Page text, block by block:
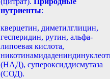
нутриенты:
кверцетин, диметилглицин,
гесперидин, рутин, альфа-
липоевая кислота,
(НАД), супероксиддисмутаза
(СОД).